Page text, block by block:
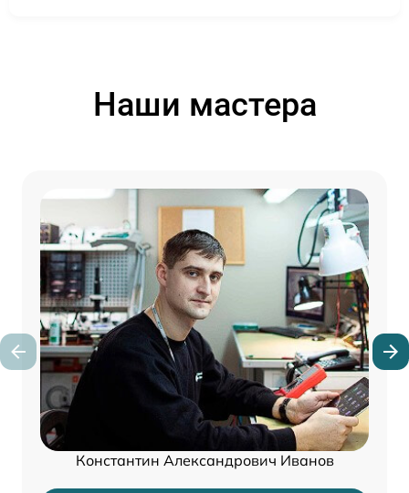
Наши мастера
Константин Александрович Иванов